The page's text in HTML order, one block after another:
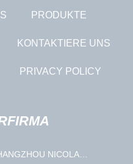
PRODUKTE
KONTAKTIERE UNS
PRIVACY POLICY
NICOLA